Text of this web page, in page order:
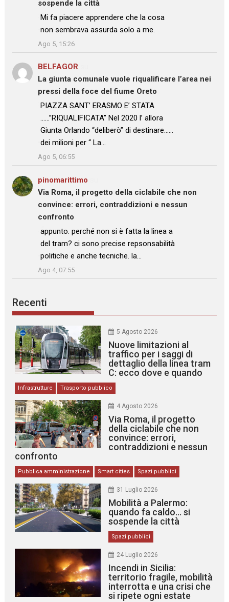
sospende la città
: “
Mi fa piacere apprendere che la cosa
non sembrava assurda solo a me.
”
Ago 5, 15:26
BELFAGOR
La giunta comunale vuole riqualificare l’area nei
pressi della foce del fiume Oreto
: “
PIAZZA SANT’ ERASMO E’ STATA
……”RIQUALIFICATA” Nel 2020 l’ allora
Giunta Orlando “deliberò” di destinare……
dei milioni per “ La…
”
Ago 5, 06:55
pinomarittimo
Via Roma, il progetto della ciclabile che non
convince: errori, contraddizioni e nessun
confronto
: “
appunto. perché non si è fatta la linea a
del tram? ci sono precise repsonsabilità
politiche e anche tecniche. la…
”
Ago 4, 07:55
Recenti
5 Agosto 2026
Nuove limitazioni al
traffico per i saggi di
dettaglio della linea tram
C: ecco dove e quando
Infrastrutture Trasporto pubblico
4 Agosto 2026
Via Roma, il progetto
della ciclabile che non
convince: errori,
contraddizioni e nessun
confronto
Pubblica amministrazione Smart cities Spazi pubblici
31 Luglio 2026
Mobilità a Palermo:
quando fa caldo… si
sospende la città
Spazi pubblici
24 Luglio 2026
Incendi in Sicilia:
territorio fragile, mobilità
interrotta e una crisi che
si ripete ogni estate